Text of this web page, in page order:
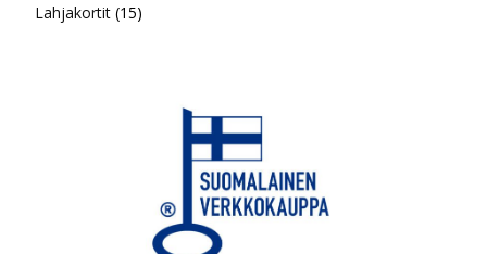
Lahjakortit 1515